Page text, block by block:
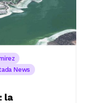
News
la